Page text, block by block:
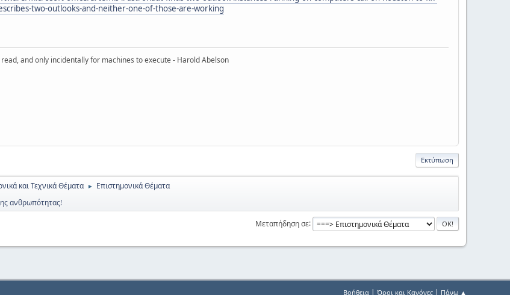
two-outlooks-and-neither-one-of-those-are-working
and only incidentally for machines to execute - Harold Abelson
Εκτύπωση
και Τεχνικά Θέματα ► Επιστημονικά Θέματα
ανθρωπότητας!
Μεταπήδηση σε
Βοήθεια | Όροι και Κανόνες | Πάνω ▲